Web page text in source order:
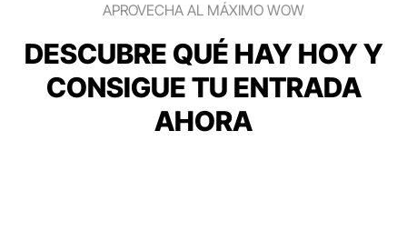
APROVECHA AL MÁXIMO WOW
DESCUBRE QUÉ HAY HOY Y
CONSIGUE TU ENTRADA
AHORA